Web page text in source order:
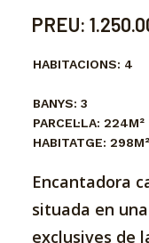
PREU:
HABITACIONS: 4
BANYS: 3
PARCEL·LA: 224M²
HABITATGE: 298M²
Encantadora
situada en
exclusives de